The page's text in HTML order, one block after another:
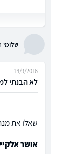
שלומי
לא הבנתי
14/9/2016
שאלו את
אושר